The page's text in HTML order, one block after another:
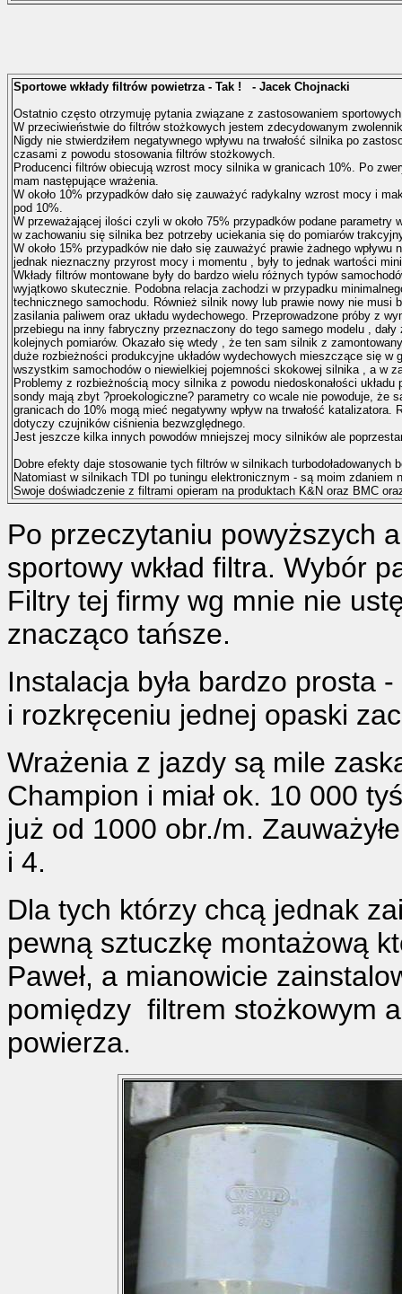
Sportowe wkłady filtrów powietrza - Tak ! - Jacek Chojnacki
Ostatnio często otrzymuję pytania związane z zastosowaniem
W przeciwieństwie do filtrów stożkowych jestem zdecydowanym
Nigdy nie stwierdziłem negatywnego wpływu na trwałość silnika po
czasami z powodu stosowania filtrów stożkowych.
Producenci filtrów obiecują wzrost mocy silnika w granicach 10%. Po
mam następujące wrażenia.
W około 10% przypadków dało się zauważyć radykalny wzrost mocy i
pod 10%.
W przeważającej ilości czyli w około 75% przypadków podane
w zachowaniu się silnika bez potrzeby uciekania się do pomiarów
W około 15% przypadków nie dało się zauważyć prawie żadnego
jednak nieznaczny przyrost mocy i momentu , były to jednak wartości
Wkłady filtrów montowane były do bardzo wielu różnych typów
wyjątkowo skutecznie. Podobna relacja zachodzi w przypadku
technicznego samochodu. Również silnik nowy lub prawie nowy nie musi
zasilania paliwem oraz układu wydechowego. Przeprowadzone próby z
przebiegu na inny fabryczny przeznaczony do tego samego modelu ,
kolejnych pomiarów. Okazało się wtedy , że ten sam silnik z
duże rozbieżności produkcyjne układów wydechowych mieszczące się
wszystkim samochodów o niewielkiej pojemności skokowej silnika , a w
Problemy z rozbieżnością mocy silnika z powodu niedoskonałości
sondy mają zbyt ?proekologiczne? parametry co wcale nie powoduje, że
granicach do 10% mogą mieć negatywny wpływ na trwałość
dotyczy czujników ciśnienia bezwzględnego.
Jest jeszcze kilka innych powodów mniejszej mocy silników ale
Dobre efekty daje stosowanie tych filtrów w silnikach
Natomiast w silnikach TDI po tuningu elektronicznym - są moim zdaniem
Swoje doświadczenie z filtrami opieram na produktach K&N oraz BMC
Po przeczytaniu powyższych
sportowy wkład filtra. Wybór
Filtry tej firmy wg mnie nie
znacząco tańsze.
Instalacja była bardzo prosta
i rozkręceniu jednej opaski
Wrażenia z jazdy są mile
Champion i miał ok. 10 000
już od 1000 obr./m.
i 4.
Dla tych którzy chcą jednak
pewną sztuczkę montażową
Paweł, a mianowicie
pomiędzy filtrem stożkowym
powierza.